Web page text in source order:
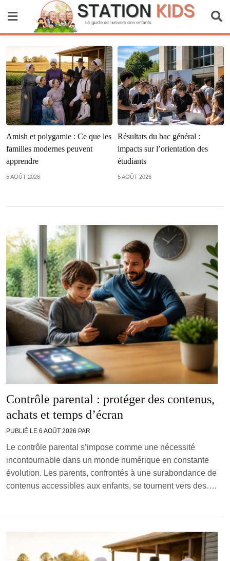
Station Kids
Amish et polygamie : Ce que les
familles modernes peuvent
apprendre
5 AOÛT 2026
Résultats du bac général :
impacts sur l’orientation des
étudiants
5 AOÛT 2026
Contrôle parental : protéger des contenus,
achats et temps d’écran
PUBLIÉ LE 6 AOÛT 2026 PAR
Le contrôle parental s’impose comme une nécessité
incontournable dans un monde numérique en constante
évolution. Les parents, confrontés à une surabondance de
contenus accessibles aux enfants, se tournent vers des….